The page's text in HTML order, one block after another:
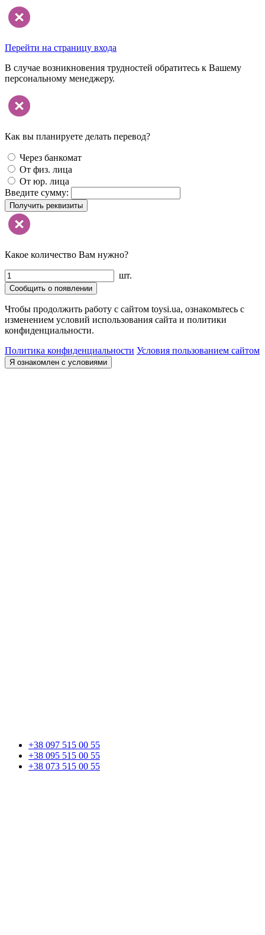
Перейти на страницу входа
В случае возникновения трудностей обратитесь к Вашему
персональному менеджеру.
Как вы планируете делать перевод?
Через банкомат
От физ. лица
От юр. лица
Введите сумму:
Получить реквизиты
Какое количество Вам нужно?
шт.
Сообщить о появлении
Чтобы продолжить работу с сайтом toysi.ua, ознакомьтесь с
изменением условий использования сайта и политики
конфиденциальности.
Политика конфиденциальности Условия пользованием сайтом
Я ознакомлен с условиями
+38 097 515 00 55
+38 095 515 00 55
+38 073 515 00 55